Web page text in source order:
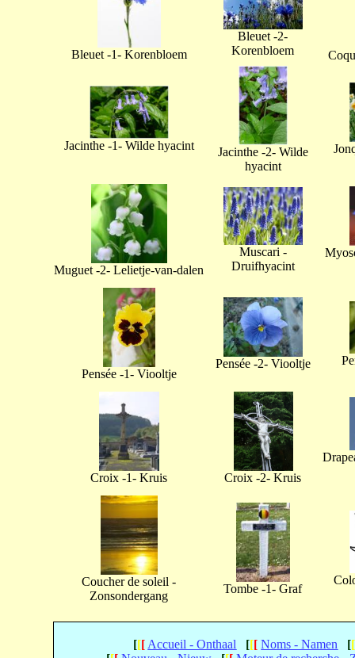
Bleuet -1- Korenbloem
Bleuet -2-
Korenbloem
Jacinthe -1- Wilde hyacint
Jacinthe -2- Wilde
hyacint
Muguet -2- Lelietje-van-dalen
Muscari -
Druifhyacint
Pensée -1- Viooltje
Pensée -2- Viooltje
Croix -1- Kruis Croix -2- Kruis
Coucher de soleil -
Zonsondergang
Tombe -1- Graf
[[[ Accueil - Onthaal [[[ Noms - Namen [[